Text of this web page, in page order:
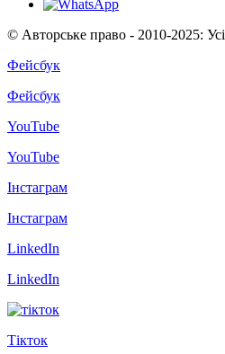
© Авторське право - 2010-2025:
Фейсбук
Фейсбук
YouTube
YouTube
Інстаграм
Інстаграм
LinkedIn
LinkedIn
Тікток